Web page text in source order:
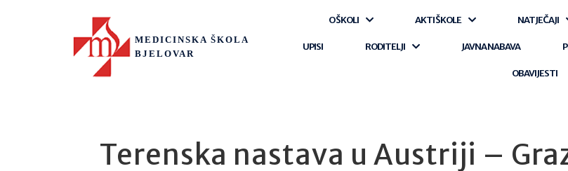
MEDICINSKA ŠKOLA
BJELOVAR
O ŠKOLI AKTI ŠKOLE NATJEČAJI
UPISI RODITELJI JAVNA NABAVA
OBAVIJESTI
Terenska nastava u Austriji –